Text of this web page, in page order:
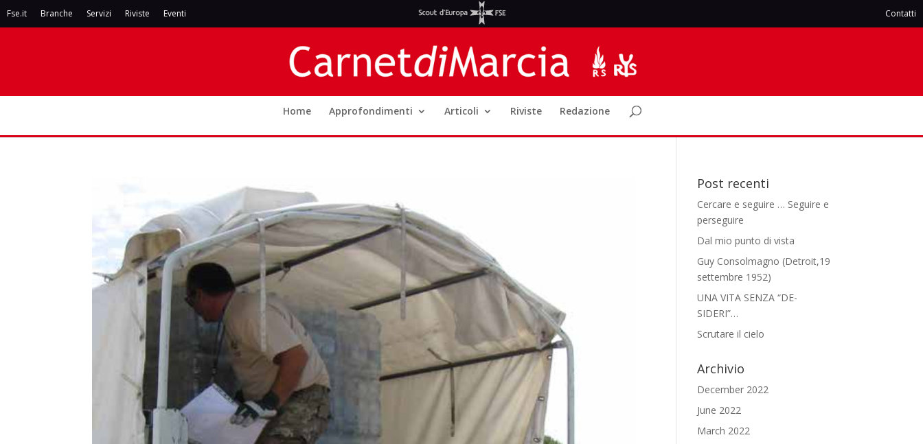
Fse.it Branche Servizi Riviste Eventi Contatti
Home Approfondimenti Articoli Riviste Redazione
Post recenti
Cercare e seguire … Seguire e
perseguire
Dal mio punto di vista
Guy Consolmagno (Detroit,19
settembre 1952)
UNA VITA SENZA “DE-
SIDERI”…
Scrutare il cielo
Archivio
December 2022
June 2022
March 2022